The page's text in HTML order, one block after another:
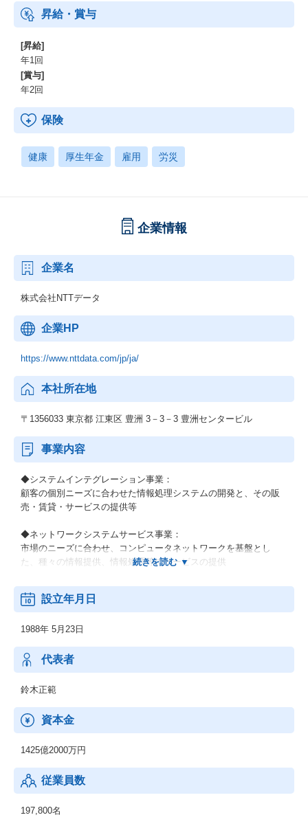
昇給・賞与
[昇給]
年1回
[賞与]
年2回
保険
健康 厚生年金 雇用 労災
企業情報
企業名
株式会社NTTデータ
企業HP
https://www.nttdata.com/jp/ja/
本社所在地
〒1356033 東京都 江東区 豊洲 3－3－3 豊洲センタービル
事業内容
◆システムインテグレーション事業：
顧客の個別ニーズに合わせた情報処理システムの開発と、その販
売・賃貸・サービスの提供等
◆ネットワークシステムサービス事業：
市場のニーズに合わせ、コンピュータネットワークを基盤とし
た、種々の情報提供、情報処理等のサービスの提供
◆その他の事業：
顧客の経営上の問題点に係わる調査・分析、情報処理システムの
設立年月日
1988年 5月23日
代表者
鈴木正範
資本金
1425億2000万円
従業員数
197,800名